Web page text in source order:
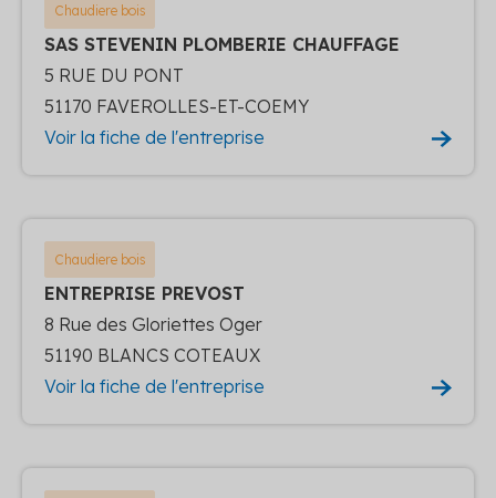
Chaudiere bois
SAS STEVENIN PLOMBERIE CHAUFFAGE
5 RUE DU PONT
51170 FAVEROLLES-ET-COEMY
Voir la fiche de l'entreprise
Chaudiere bois
ENTREPRISE PREVOST
8 Rue des Gloriettes Oger
51190 BLANCS COTEAUX
Voir la fiche de l'entreprise